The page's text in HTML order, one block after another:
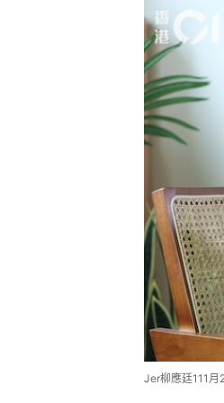
Jer柳應廷111